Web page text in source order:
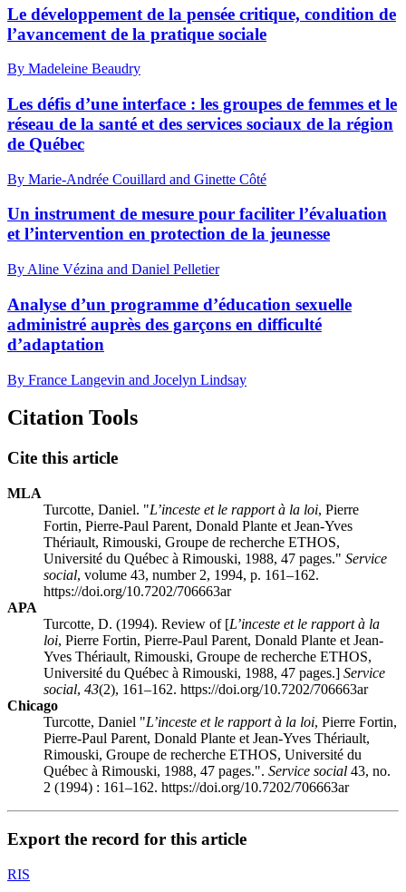
Le développement de la pensée critique, condition de
l’avancement de la pratique sociale
By Madeleine Beaudry
Les défis d’une interface : les groupes de femmes et le
réseau de la santé et des services sociaux de la région
de Québec
By Marie-Andrée Couillard and Ginette Côté
Un instrument de mesure pour faciliter l’évaluation
et l’intervention en protection de la jeunesse
By Aline Vézina and Daniel Pelletier
Analyse d’un programme d’éducation sexuelle
administré auprès des garçons en difficulté
d’adaptation
By France Langevin and Jocelyn Lindsay
Citation Tools
Cite this article
MLA
Turcotte, Daniel. "L’inceste et le rapport à la loi, Pierre
Fortin, Pierre-Paul Parent, Donald Plante et Jean-Yves
Thériault, Rimouski, Groupe de recherche ETHOS,
Université du Québec à Rimouski, 1988, 47 pages." Service
social, volume 43, number 2, 1994, p. 161–162.
https://doi.org/10.7202/706663ar
APA
Turcotte, D. (1994). Review of [L’inceste et le rapport à la
loi, Pierre Fortin, Pierre-Paul Parent, Donald Plante et Jean-
Yves Thériault, Rimouski, Groupe de recherche ETHOS,
Université du Québec à Rimouski, 1988, 47 pages.] Service
social, 43(2), 161–162. https://doi.org/10.7202/706663ar
Chicago
Turcotte, Daniel "L’inceste et le rapport à la loi, Pierre Fortin,
Pierre-Paul Parent, Donald Plante et Jean-Yves Thériault,
Rimouski, Groupe de recherche ETHOS, Université du
Québec à Rimouski, 1988, 47 pages.". Service social 43, no.
2 (1994) : 161–162. https://doi.org/10.7202/706663ar
Export the record for this article
RIS